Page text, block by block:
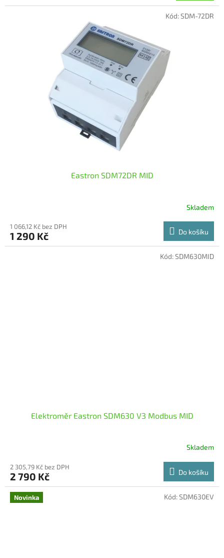
Eastron SDM72DR MID
Skladem
1 066,12 Kč bez DPH
1 290 Kč Do košíku
Kód:SDM-72DR
Elektroměr Eastron SDM630 V3 Modbus MID
Skladem
2 305,79 Kč bez DPH
2 790 Kč Do košíku
Kód:SDM630MID
Novinka Kód:SDM630EV